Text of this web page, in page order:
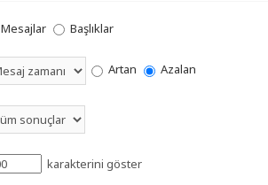
Mesajlar Başlıklar
Artan Azalan
karakterini göster